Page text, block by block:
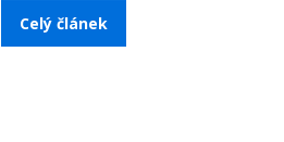
Celý článek